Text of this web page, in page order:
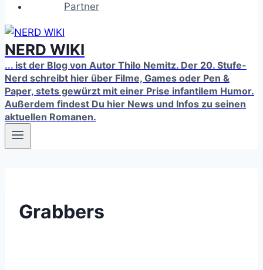
Partner
NERD WIKI
... ist der Blog von Autor Thilo Nemitz. Der 20. Stufe-
Nerd schreibt hier über Filme, Games oder Pen &
Paper, stets gewürzt mit einer Prise infantilem Humor.
Außerdem findest Du hier News und Infos zu seinen
aktuellen Romanen.
Grabbers